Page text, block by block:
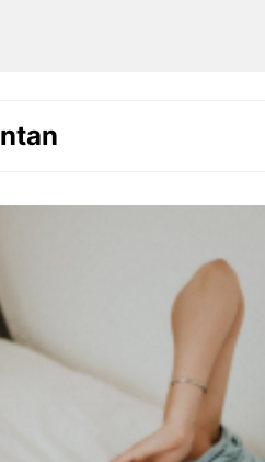
Garuda Lebih Unggul,
The Lions Tak Pernah
Dikalahkan JAKARTA –
Indonesia vs ...
Rekor Indonesia vs
Singapura: Garuda Lebih
Dominan Jelang ASEAN